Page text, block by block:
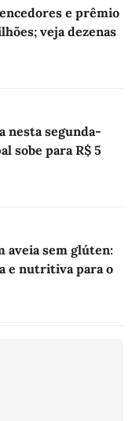
e prêmio
veja dezenas
nesta segunda-
sobe para R$ 5
aveia sem glúten:
e nutritiva para o